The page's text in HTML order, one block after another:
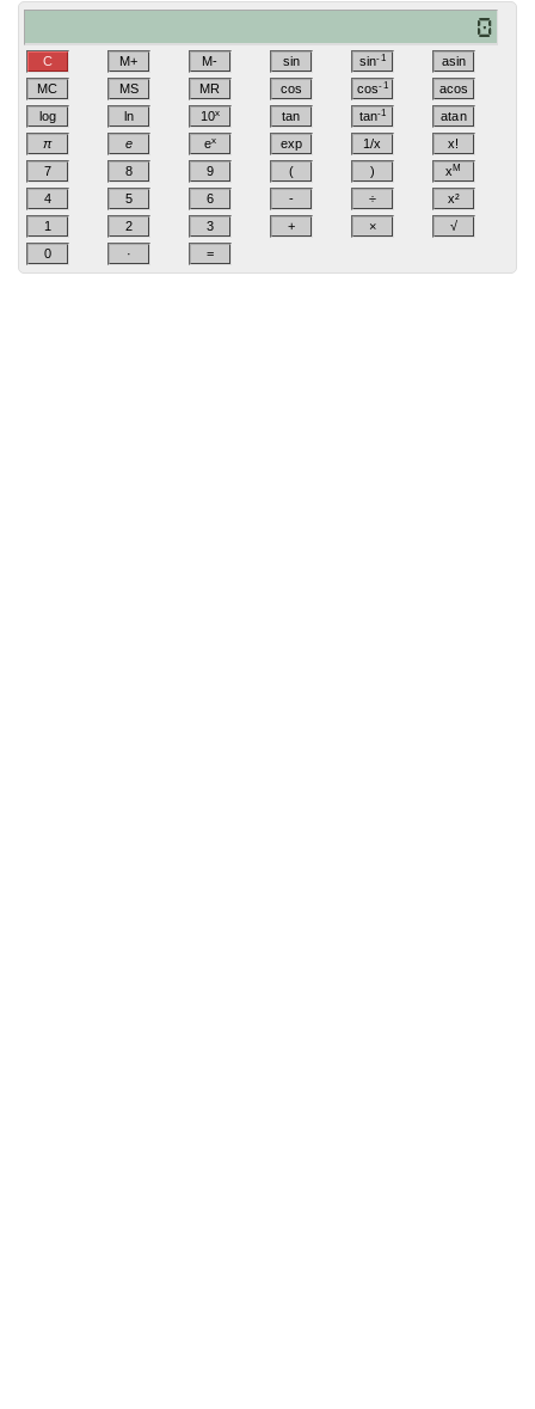
C M+ M- sin sin-1
asin
MC
MS MR cos cos-1
acos
log
ln 10x tan tan-1
atan
π
e ex exp 1/x
x!
7
8 9 ( ) xM
4 5 6 - ÷
x²
1
2 3 + ×
√
0
· =